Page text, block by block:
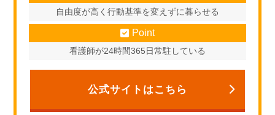
自由度が高く行動基準を変えずに暮らせる
Point
看護師が24時間365日常駐している
公式サイトはこちら